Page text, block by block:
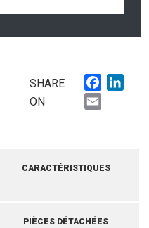
SHARE
ON
CARACTÉRISTIQUES
PIÈCES DÉTACHÉES